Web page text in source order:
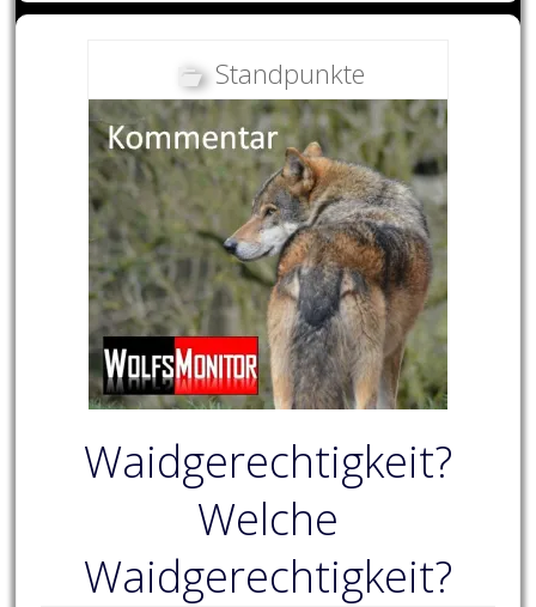
Standpunkte
Waidgerechtigkeit?
Welche
Waidgerechtigkeit?